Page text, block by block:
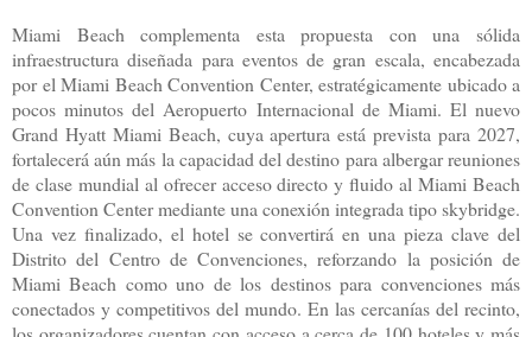
Miami Beach complementa esta propuesta con una sólida
infraestructura diseñada para eventos de gran escala, encabezada
por el Miami Beach Convention Center, estratégicamente ubicado a
pocos minutos del Aeropuerto Internacional de Miami. El nuevo
Grand Hyatt Miami Beach, cuya apertura está prevista para 2027,
fortalecerá aún más la capacidad del destino para albergar reuniones
de clase mundial al ofrecer acceso directo y fluido al Miami Beach
Convention Center mediante una conexión integrada tipo skybridge.
Una vez finalizado, el hotel se convertirá en una pieza clave del
Distrito del Centro de Convenciones, reforzando la posición de
Miami Beach como uno de los destinos para convenciones más
conectados y competitivos del mundo. En las cercanías del recinto,